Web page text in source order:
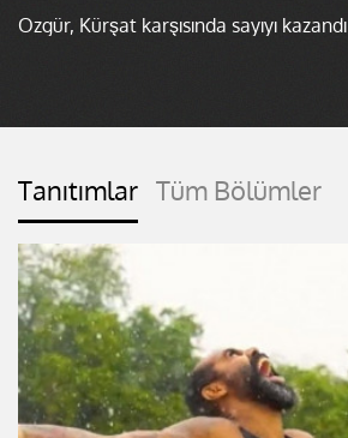
Özgür, Kürşat karşısında sayıyı kazandı
Tanıtımlar Tüm Bölümler